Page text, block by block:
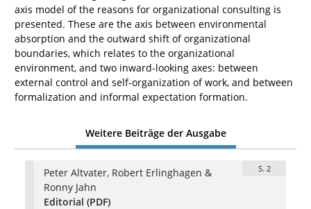
axis model of the reasons for organizational consulting is
presented. These are the axis between environmental
absorption and the outward shift of organizational
boundaries, which relates to the organizational
environment, and two inward-looking axes: between
external control and self-organization of work, and between
formalization and informal expectation formation.
Weitere Beiträge der Ausgabe
Peter Altvater, Robert Erlinghagen &
Ronny Jahn
S. 2
Editorial (PDF)